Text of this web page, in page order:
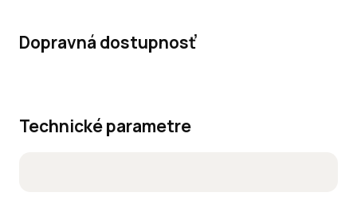
Dopravná dostupnosť
Technické parametre